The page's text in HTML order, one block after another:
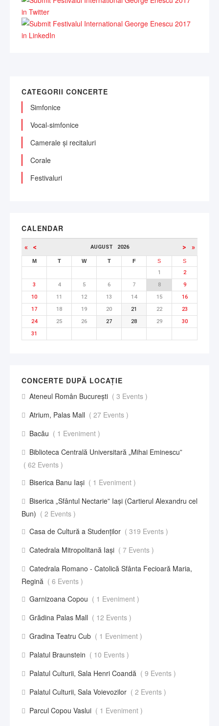
CATEGORII CONCERTE
Simfonice
Vocal-simfonice
Camerale și recitaluri
Corale
Festivaluri
CALENDAR
« < AUGUST 2026 > »
M T W T F S S
1
2
3
4 5 6 7 8
9
10
11 12 13 14 15
16
17
18 19 20 21 22
23
24
25 26 27 28 29
30
31
CONCERTE DUPĂ LOCAȚIE
Ateneul Român București ( 3 Events )
Atrium, Palas Mall ( 27 Events )
Bacău ( 1 Eveniment )
Biblioteca Centrală Universitară „Mihai Eminescu”
( 62 Events )
Biserica Banu Iași ( 1 Eveniment )
Biserica „Sfântul Nectarie” Iaşi (Cartierul Alexandru cel
Bun) ( 2 Events )
Casa de Cultură a Studenților ( 319 Events )
Catedrala Mitropolitană Iași ( 7 Events )
Catedrala Romano - Catolică Sfânta Fecioară Maria,
Regină ( 6 Events )
Garnizoana Copou ( 1 Eveniment )
Grădina Palas Mall ( 12 Events )
Gradina Teatru Cub ( 1 Eveniment )
Palatul Braunstein ( 10 Events )
Palatul Culturii, Sala Henri Coandă ( 9 Events )
Palatul Culturii, Sala Voievozilor ( 2 Events )
Parcul Copou Vaslui ( 1 Eveniment )